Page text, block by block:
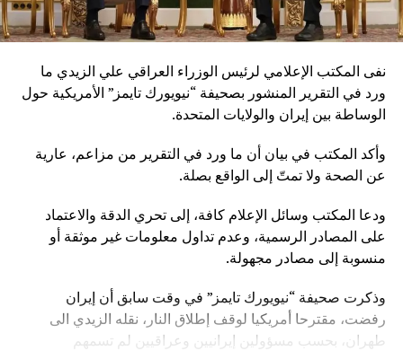
نفى المكتب الإعلامي لرئيس الوزراء العراقي علي الزيدي ما
ورد في التقرير المنشور بصحيفة “نيويورك تايمز” الأمريكية حول
الوساطة بين إيران والولايات المتحدة.
وأكد المكتب في بيان أن ما ورد في التقرير من مزاعم، عارية
عن الصحة ولا تمتّ إلى الواقع بصلة.
ودعا المكتب وسائل الإعلام كافة، إلى تحري الدقة والاعتماد
على المصادر الرسمية، وعدم تداول معلومات غير موثقة أو
منسوبة إلى مصادر مجهولة.
وذكرت صحيفة “نيويورك تايمز” في وقت سابق أن إيران
رفضت، مقترحا أمريكيا لوقف إطلاق النار، نقله الزيدي الى
طهران، بحسب مسؤولين إيرانيين وعراقيين لم تسمهم